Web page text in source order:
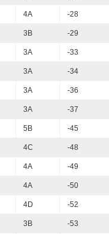
4A -28
3B -29
3A -33
3A -34
3A -36
3A -37
5B -45
4C -48
4A -49
4A -50
4D -52
3B -53